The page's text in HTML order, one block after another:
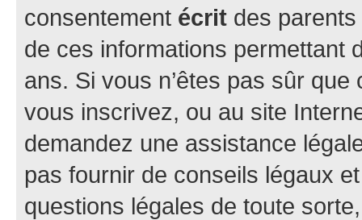
consentement écrit des parents
de ces informations permettant
ans. Si vous n’êtes pas sûr
vous inscrivez, ou au site
demandez une assistance
pas fournir de conseils légaux
questions légales de toute